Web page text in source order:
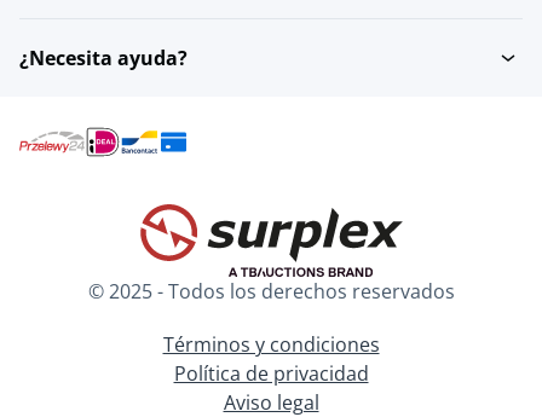
¿Necesita ayuda?
© 2025 - Todos los derechos reservados
Términos y condiciones
Política de privacidad
Aviso legal